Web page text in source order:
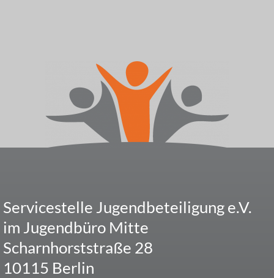
Service­stelle Jugend­be­tei­li­gung e.V.
im Jugend­büro Mitte
Scharn­horst­straße 28
10115 Berlin